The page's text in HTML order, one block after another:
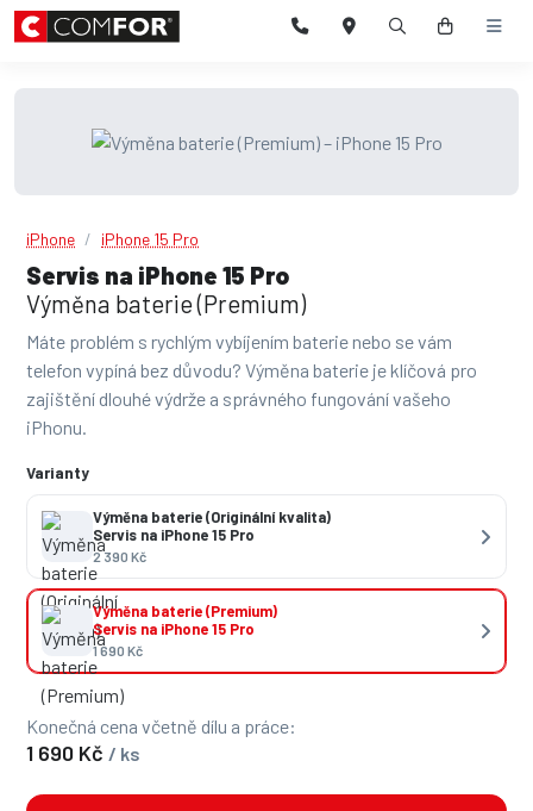
iPhone iPhone 15 Pro
Servis na iPhone 15 Pro
Výměna baterie (Premium)
Máte problém s rychlým vybíjením baterie nebo se vám
telefon vypíná bez důvodu? Výměna baterie je klíčová pro
zajištění dlouhé výdrže a správného fungování vašeho
iPhonu.
Varianty
Výměna baterie (Originální kvalita)
Servis na iPhone 15 Pro
2 390 Kč
Výměna baterie (Premium)
Servis na iPhone 15 Pro
1 690 Kč
Konečná cena včetně dílu a práce:
1 690 Kč / ks